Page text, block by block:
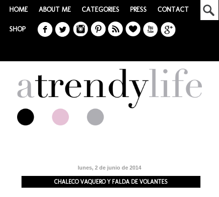
HOME ABOUT ME CATEGORIES PRESS CONTACT
SHOP
lunes, 2 de junio de 2014
CHALECO VAQUERO Y FALDA DE VOLANTES